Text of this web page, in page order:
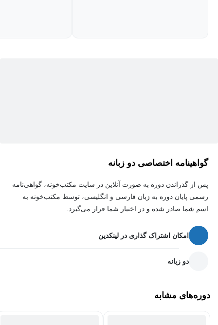
گواهینامه اختصاصی دو زبانه
پس از گذراندن دوره به صورت آنلاین در سایت مکتب‌خونه، گواهی‌نامه
رسمی پایان دوره به زبان فارسی و انگلیسی، توسط مکتب‌خونه به
اسم شما صادر شده و در اختیار شما قرار می‌گیرد.
امکان اشتراک گذاری در لینکدین
دو زبانه
دوره‌های مشابه